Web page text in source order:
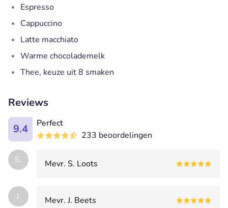
Espresso
Cappuccino
Latte macchiato
Warme chocolademelk
Thee, keuze uit 8 smaken
Reviews
9.4
Perfect
233 beoordelingen
S. Mevr. S. Loots
J. Mevr. J. Beets